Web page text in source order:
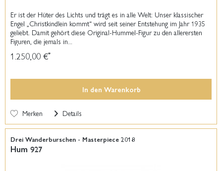
Er ist der Hüter des Lichts und trägt es in alle Welt: Unser klassischer
Engel „Christkindlein kommt“ wird seit seiner Entstehung im Jahr 1935
geliebt. Damit gehört diese Original-Hummel-Figur zu den allerersten
Figuren, die jemals in...
1.250,00 €*
In den Warenkorb
Merken Details
Drei Wanderburschen - Masterpiece 2018
Hum 927